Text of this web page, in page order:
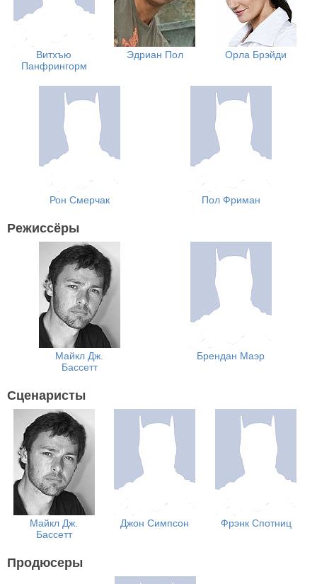
Витхъю
Панфрингорм
Эдриан Пол Орла Брэйди
Рон Смерчак Пол Фриман
Режиссёры
Майкл Дж.
Бассетт
Брендан Маэр
Сценаристы
Майкл Дж.
Бассетт
Джон Симпсон Фрэнк Спотниц
Продюсеры